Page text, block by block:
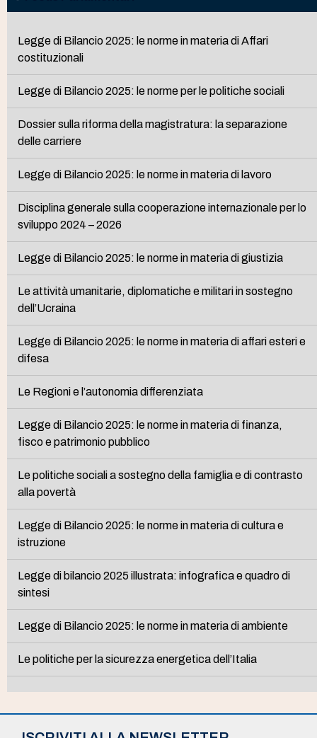
Legge di Bilancio 2025: le norme in materia di Affari
costituzionali
Legge di Bilancio 2025: le norme per le politiche sociali
Dossier sulla riforma della magistratura: la separazione
delle carriere
Legge di Bilancio 2025: le norme in materia di lavoro
Disciplina generale sulla cooperazione internazionale per lo
sviluppo 2024 – 2026
Legge di Bilancio 2025: le norme in materia di giustizia
Le attività umanitarie, diplomatiche e militari in sostegno
dell’Ucraina
Legge di Bilancio 2025: le norme in materia di affari esteri e
difesa
Le Regioni e l’autonomia differenziata
Legge di Bilancio 2025: le norme in materia di finanza,
fisco e patrimonio pubblico
Le politiche sociali a sostegno della famiglia e di contrasto
alla povertà
Legge di Bilancio 2025: le norme in materia di cultura e
istruzione
Legge di bilancio 2025 illustrata: infografica e quadro di
sintesi
Legge di Bilancio 2025: le norme in materia di ambiente
Le politiche per la sicurezza energetica dell’Italia